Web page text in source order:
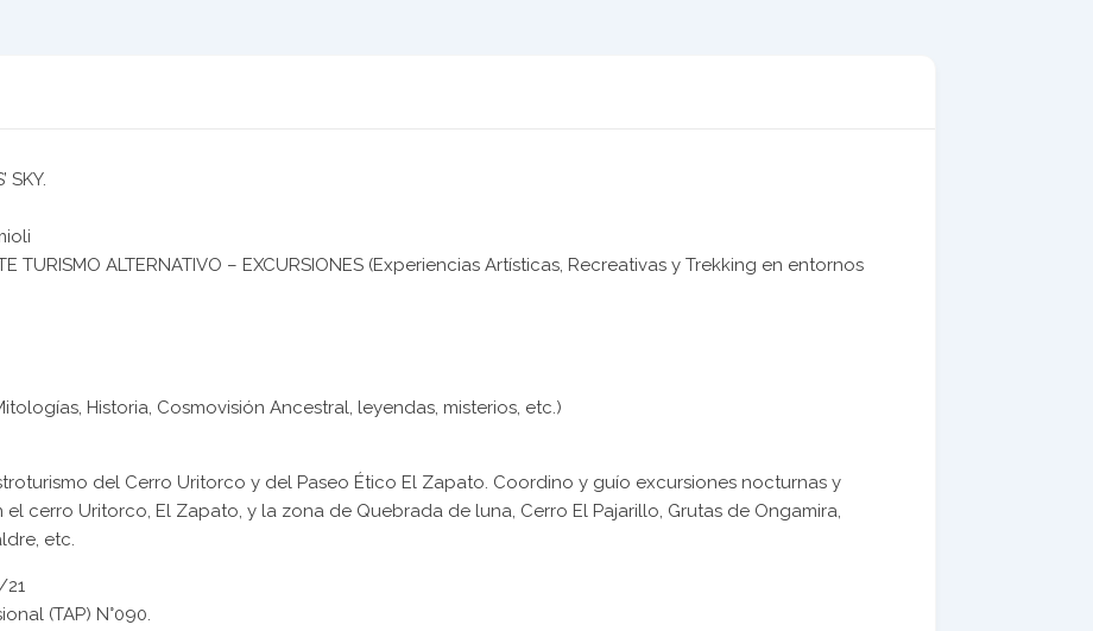
SKY.
TURISMO ALTERNATIVO – EXCURSIONES (Experiencias Artísticas, Recreativas y Trekking en entornos
Historia, Cosmovisión Ancestral, leyendas, misterios, etc.)
del Cerro Uritorco y del Paseo Ético El Zapato. Coordino y guío excursiones nocturnas y
cerro Uritorco, El Zapato, y la zona de Quebrada de luna, Cerro El Pajarillo, Grutas de Ongamira,
etc.
21
(TAP) N°090.